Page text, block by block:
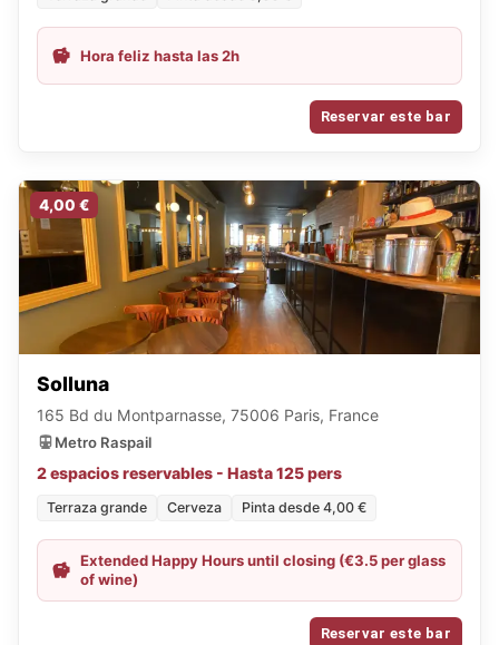
Hora feliz hasta las 2h
Reservar este bar
4,00 €
Solluna
165 Bd du Montparnasse, 75006 Paris, France
Metro Raspail
2 espacios reservables - Hasta 125 pers
Terraza grande Cerveza Pinta desde 4,00 €
Extended Happy Hours until closing (€3.5 per glass
of wine)
Reservar este bar